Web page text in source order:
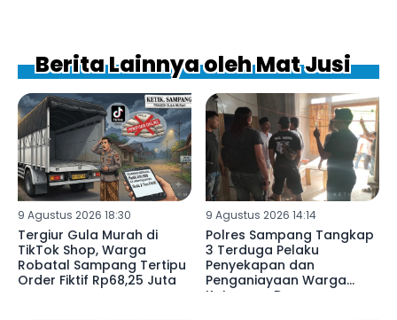
Berita Lainnya oleh Mat Jusi
9 Agustus 2026 18:30
Tergiur Gula Murah di
TikTok Shop, Warga
Robatal Sampang Tertipu
Order Fiktif Rp68,25 Juta
9 Agustus 2026 14:14
Polres Sampang Tangkap
3 Terduga Pelaku
Penyekapan dan
Penganiayaan Warga
Ketapang Daya